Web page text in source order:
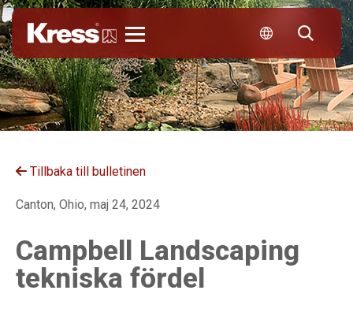
Tillbaka till bulletinen
Canton, Ohio, maj 24, 2024
Campbell Landscaping
tekniska fördel